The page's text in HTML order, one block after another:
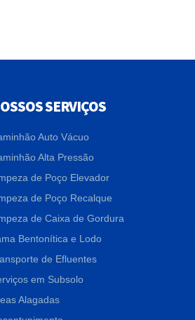
SERVIÇOS
Auto Vácuo
Alta Pressão
de Poço Elevador
de Poço Recalque
de Caixa de Gordura
Bentonítica e Lodo
de Efluentes
em Subsolo
Alagadas